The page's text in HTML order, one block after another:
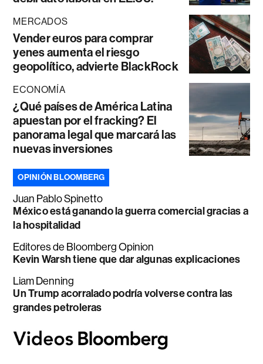
MERCADOS
Vender euros para comprar
yenes aumenta el riesgo
geopolítico, advierte BlackRock
ECONOMÍA
¿Qué países de América Latina
apuestan por el fracking? El
panorama legal que marcará las
nuevas inversiones
OPINIÓN BLOOMBERG
Juan Pablo Spinetto
México está ganando la guerra comercial gracias a
la hospitalidad
Editores de Bloomberg Opinion
Kevin Warsh tiene que dar algunas explicaciones
Liam Denning
Un Trump acorralado podría volverse contra las
grandes petroleras